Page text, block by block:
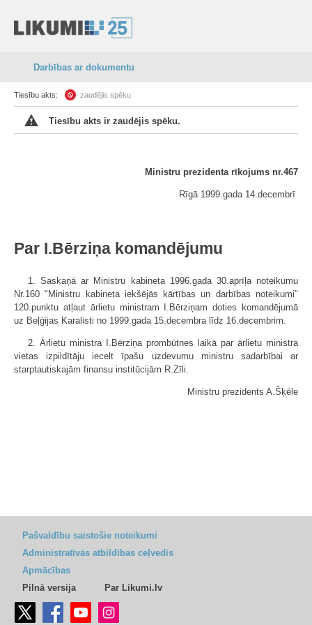
Darbības ar dokumentu
Tiesību akts: zaudējis spēku
Tiesību akts ir zaudējis spēku.
Ministru prezidenta rīkojums nr.467
Rīgā 1999.gada 14.decembrī
Par I.Bērziņa komandējumu
1. Saskaņā ar Ministru kabineta 1996.gada 30.aprīļa noteikumu
Nr.160 "Ministru kabineta iekšējās kārtības un darbības noteikumi"
120.punktu atļaut ārlietu ministram I.Bērziņam doties komandējumā
uz Beļģijas Karalisti no 1999.gada 15.decembra līdz 16.decembrim.
2. Ārlietu ministra I.Bērziņa prombūtnes laikā par ārlietu ministra
vietas izpildītāju iecelt īpašu uzdevumu ministru sadarbībai ar
starptautiskajām finansu institūcijām R.Zīli.
Ministru prezidents A.Šķēle
Pašvaldību saistošie noteikumi
Administratīvās atbildības ceļvedis
Apmācības
Pilnā versija
Par Likumi.lv